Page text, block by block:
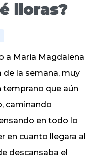
lloras?
a Maria Magdalena
de la semana, muy
temprano que aún
caminando
en todo lo
en cuanto llegara al
descansaba el